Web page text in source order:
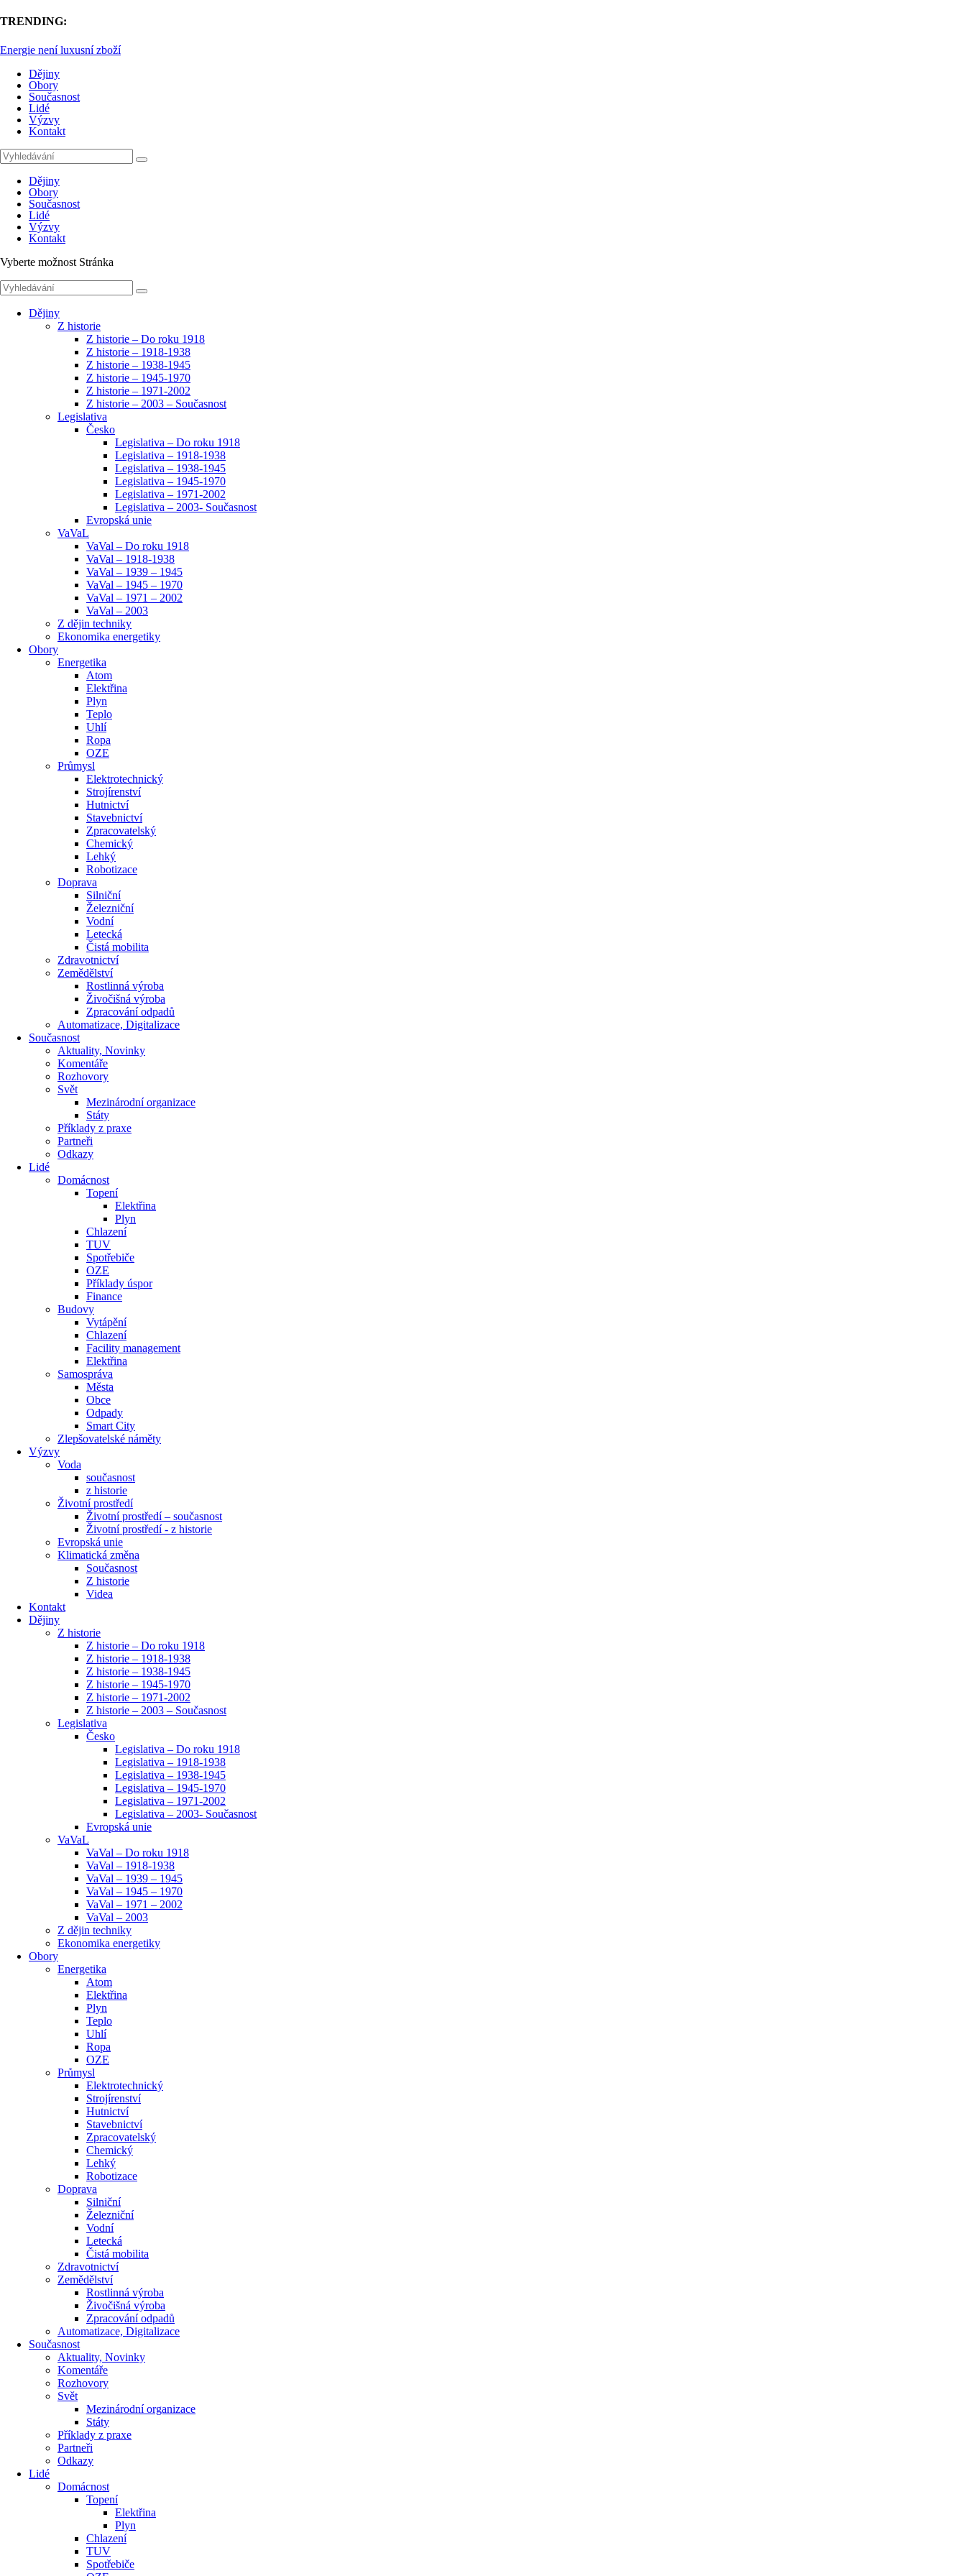
TRENDING:
Plynárenství
Dějiny
Obory
Současnost
Lidé
Výzvy
Kontakt
Dějiny
Obory
Současnost
Lidé
Výzvy
Kontakt
Vyberte možnost Stránka
Dějiny
Z historie
Z historie – Do roku 1918
Z historie – 1918-1938
Z historie – 1938-1945
Z historie – 1945-1970
Z historie – 1971-2002
Z historie – 2003 – Současnost
Legislativa
Česko
Legislativa – Do roku 1918
Legislativa – 1918-1938
Legislativa – 1938-1945
Legislativa – 1945-1970
Legislativa – 1971-2002
Legislativa – 2003- Současnost
Evropská unie
VaVaL
VaVal – Do roku 1918
VaVal – 1918-1938
VaVal – 1939 – 1945
VaVal – 1945 – 1970
VaVal – 1971 – 2002
VaVal – 2003
Z dějin techniky
Ekonomika energetiky
Obory
Energetika
Atom
Elektřina
Plyn
Teplo
Uhlí
Ropa
OZE
Průmysl
Elektrotechnický
Strojírenství
Hutnictví
Stavebnictví
Zpracovatelský
Chemický
Lehký
Robotizace
Doprava
Silniční
Železniční
Vodní
Letecká
Čistá mobilita
Zdravotnictví
Zemědělství
Rostlinná výroba
Živočišná výroba
Zpracování odpadů
Automatizace, Digitalizace
Současnost
Aktuality, Novinky
Komentáře
Rozhovory
Svět
Mezinárodní organizace
Státy
Příklady z praxe
Partneři
Odkazy
Lidé
Domácnost
Topení
Elektřina
Plyn
Chlazení
TUV
Spotřebiče
OZE
Příklady úspor
Finance
Budovy
Vytápění
Chlazení
Facility management
Elektřina
Samospráva
Města
Obce
Odpady
Smart City
Zlepšovatelské náměty
Výzvy
Voda
současnost
z historie
Životní prostředí
Životní prostředí – současnost
Životní prostředí ​- z historie
Evropská unie
Klimatická změna
Současnost
Z historie
Videa
Kontakt
Dějiny
Z historie
Z historie – Do roku 1918
Z historie – 1918-1938
Z historie – 1938-1945
Z historie – 1945-1970
Z historie – 1971-2002
Z historie – 2003 – Současnost
Legislativa
Česko
Legislativa – Do roku 1918
Legislativa – 1918-1938
Legislativa – 1938-1945
Legislativa – 1945-1970
Legislativa – 1971-2002
Legislativa – 2003- Současnost
Evropská unie
VaVaL
VaVal – Do roku 1918
VaVal – 1918-1938
VaVal – 1939 – 1945
VaVal – 1945 – 1970
VaVal – 1971 – 2002
VaVal – 2003
Z dějin techniky
Ekonomika energetiky
Obory
Energetika
Atom
Elektřina
Plyn
Teplo
Uhlí
Ropa
OZE
Průmysl
Elektrotechnický
Strojírenství
Hutnictví
Stavebnictví
Zpracovatelský
Chemický
Lehký
Robotizace
Doprava
Silniční
Železniční
Vodní
Letecká
Čistá mobilita
Zdravotnictví
Zemědělství
Rostlinná výroba
Živočišná výroba
Zpracování odpadů
Automatizace, Digitalizace
Současnost
Aktuality, Novinky
Komentáře
Rozhovory
Svět
Mezinárodní organizace
Státy
Příklady z praxe
Partneři
Odkazy
Lidé
Domácnost
Topení
Elektřina
Plyn
Chlazení
TUV
Spotřebiče